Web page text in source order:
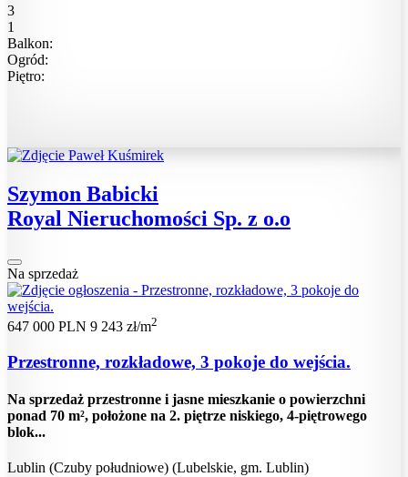
3
1
Balkon:
Ogród:
Piętro:
Szymon Babicki
Royal Nieruchomości Sp. z o.o
Na sprzedaż
647 000 PLN 9 243 zł/m2
Przestronne, rozkładowe, 3 pokoje do wejścia.
Na sprzedaż przestronne i jasne mieszkanie o powierzchni
ponad 70 m², położone na 2. piętrze niskiego, 4-piętrowego
blok...
Lublin (Czuby południowe) (Lubelskie, gm. Lublin)